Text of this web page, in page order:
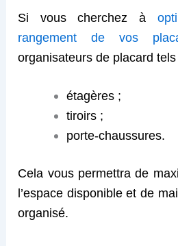
Si vous cherchez à
rangement de vos
organisateurs de placard
étagères ;
tiroirs ;
porte-chaussures.
Cela vous permettra de
l’espace disponible et de
organisé.